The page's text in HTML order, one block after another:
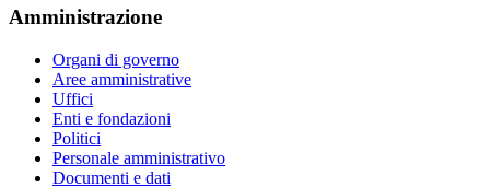
Amministrazione
Organi di governo
Aree amministrative
Uffici
Enti e fondazioni
Politici
Personale amministrativo
Documenti e dati